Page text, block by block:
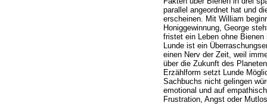
parallel angeordnet hat und
erscheinen. Mit William
Honiggewinnung, George
fristet ein Leben ohne
Lunde ist ein
einen Nerv der Zeit, weil
über die Zukunft des
Erzählform setzt Lunde
Sachbuchs nicht gelingen
emotional und auf
Frustration, Angst oder